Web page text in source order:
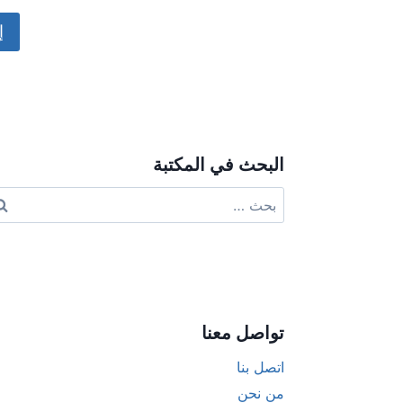
البحث في المكتبة
عن:
تواصل معنا
اتصل بنا
من نحن